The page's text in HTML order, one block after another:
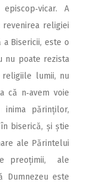
A
religiei
Bisericii, este o
nu poate rezista
religiile lumii, nu
că n‑avem voie
părinților,
biserică, și știe
ale Părintelui
preoțimii, ale
este